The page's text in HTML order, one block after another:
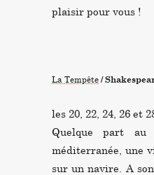
plaisir pour vous !
La Tempête /
les 20, 22, 24, 26 et
Quelque part
méditerranée, une
sur un navire. A